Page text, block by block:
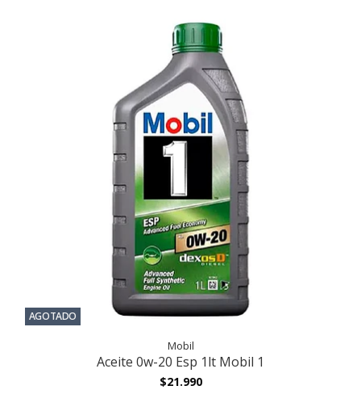
AGOTADO
Mobil
Aceite 0w-20 Esp 1lt Mobil 1
$21.990